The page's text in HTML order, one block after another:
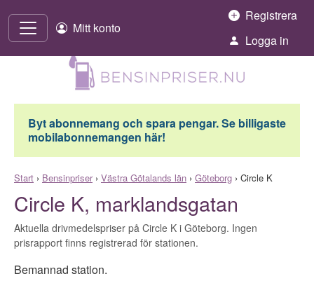
Mitt konto
Registrera
Logga in
Byt abonnemang och spara pengar. Se billigaste
mobilabonnemangen här!
Start › Bensinpriser› Västra Götalands län › Göteborg › Circle K
Circle K, marklandsgatan
Aktuella drivmedelspriser på Circle K i Göteborg. Ingen
prisrapport finns registrerad för stationen.
Bemannad station.